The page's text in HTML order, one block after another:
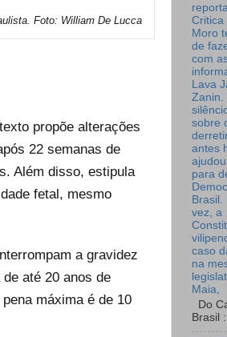
Foto: William De Lucca
propõe alterações
22 semanas de
Além disso, estipula
fetal, mesmo
a gravidez
até 20 anos de
máxima é de 10
Critica
Moro
de
com
Lava
Zanin.
sobre
antes
para
Brasil.
vez, a
caso
na
Maia,
Do
Brasil :